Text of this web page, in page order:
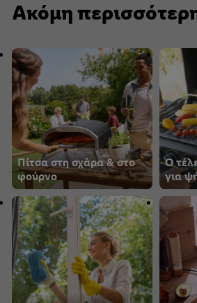
Ακόμη
Πίτσα στη σχάρα & στο
φούρνο
Ο
για